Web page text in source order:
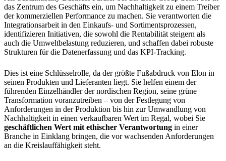
das Zentrum des Geschäfts ein, um Nachhaltigkeit zu einem Treiber
der kommerziellen Performance zu machen. Sie verantworten die
Integrationsarbeit in den Einkaufs- und Sortimentsprozessen,
identifizieren Initiativen, die sowohl die Rentabilität steigern als
auch die Umweltbelastung reduzieren, und schaffen dabei robuste
Strukturen für die Datenerfassung und das KPI-Tracking.
Dies ist eine Schlüsselrolle, da der größte Fußabdruck von Elon in
seinen Produkten und Lieferanten liegt. Sie helfen einem der
führenden Einzelhändler der nordischen Region, seine grüne
Transformation voranzutreiben – von der Festlegung von
Anforderungen in der Produktion bis hin zur Umwandlung von
Nachhaltigkeit in einen verkaufbaren Wert im Regal, wobei Sie
geschäftlichen Wert mit ethischer Verantwortung in einer
Branche in Einklang bringen, die vor wachsenden Anforderungen
an die Kreislauffähigkeit steht.